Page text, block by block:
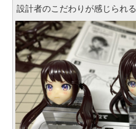
設計者のこだわりが感じられる